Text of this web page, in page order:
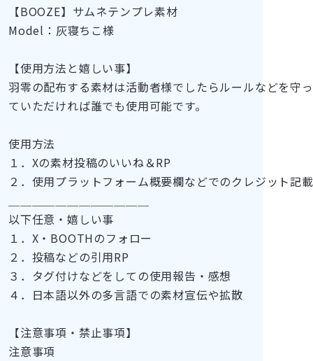
【BOOZE】サムネテンプレ素材
Model：灰寝ちこ様
【使用方法と嬉しい事】
羽零の配布する素材は活動者様でしたらルールなどを守っ
ていただければ誰でも使用可能です。
使用方法
１．Xの素材投稿のいいね＆RP
２．使用プラットフォーム概要欄などでのクレジット記載
以下任意・嬉しい事
１．X・BOOTHのフォロー
２．投稿などの引用RP
３．タグ付けなどをしての使用報告・感想
４．日本語以外の多言語での素材宣伝や拡散
【注意事項・禁止事項】
注意事項